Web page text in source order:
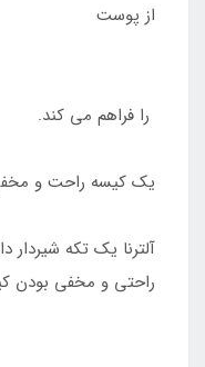
از پوست
را فراهم می کند.
یک کیسه راحت و
آلترنا یک تکه
راحتی و مخفی بودن